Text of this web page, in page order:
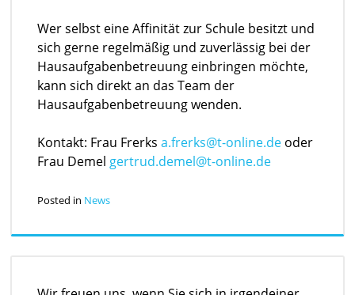
Wer selbst eine Affinität zur Schule besitzt und
sich gerne regelmäßig und zuverlässig bei der
Hausaufgabenbetreuung einbringen möchte,
kann sich direkt an das Team der
Hausaufgabenbetreuung wenden.
Kontakt: Frau Frerks a.frerks@t-online.deoder
Frau Demel gertrud.demel@t-online.de
Posted in News